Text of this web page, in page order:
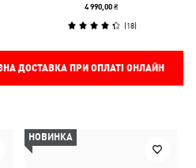
4 990,00 ₴
(18)
ДОСТАВКА ПРИ ОПЛАТІ ОНЛАЙН
НОВИНКА